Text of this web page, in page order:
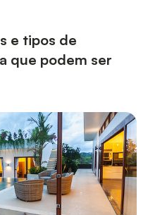
e tipos de
que podem ser